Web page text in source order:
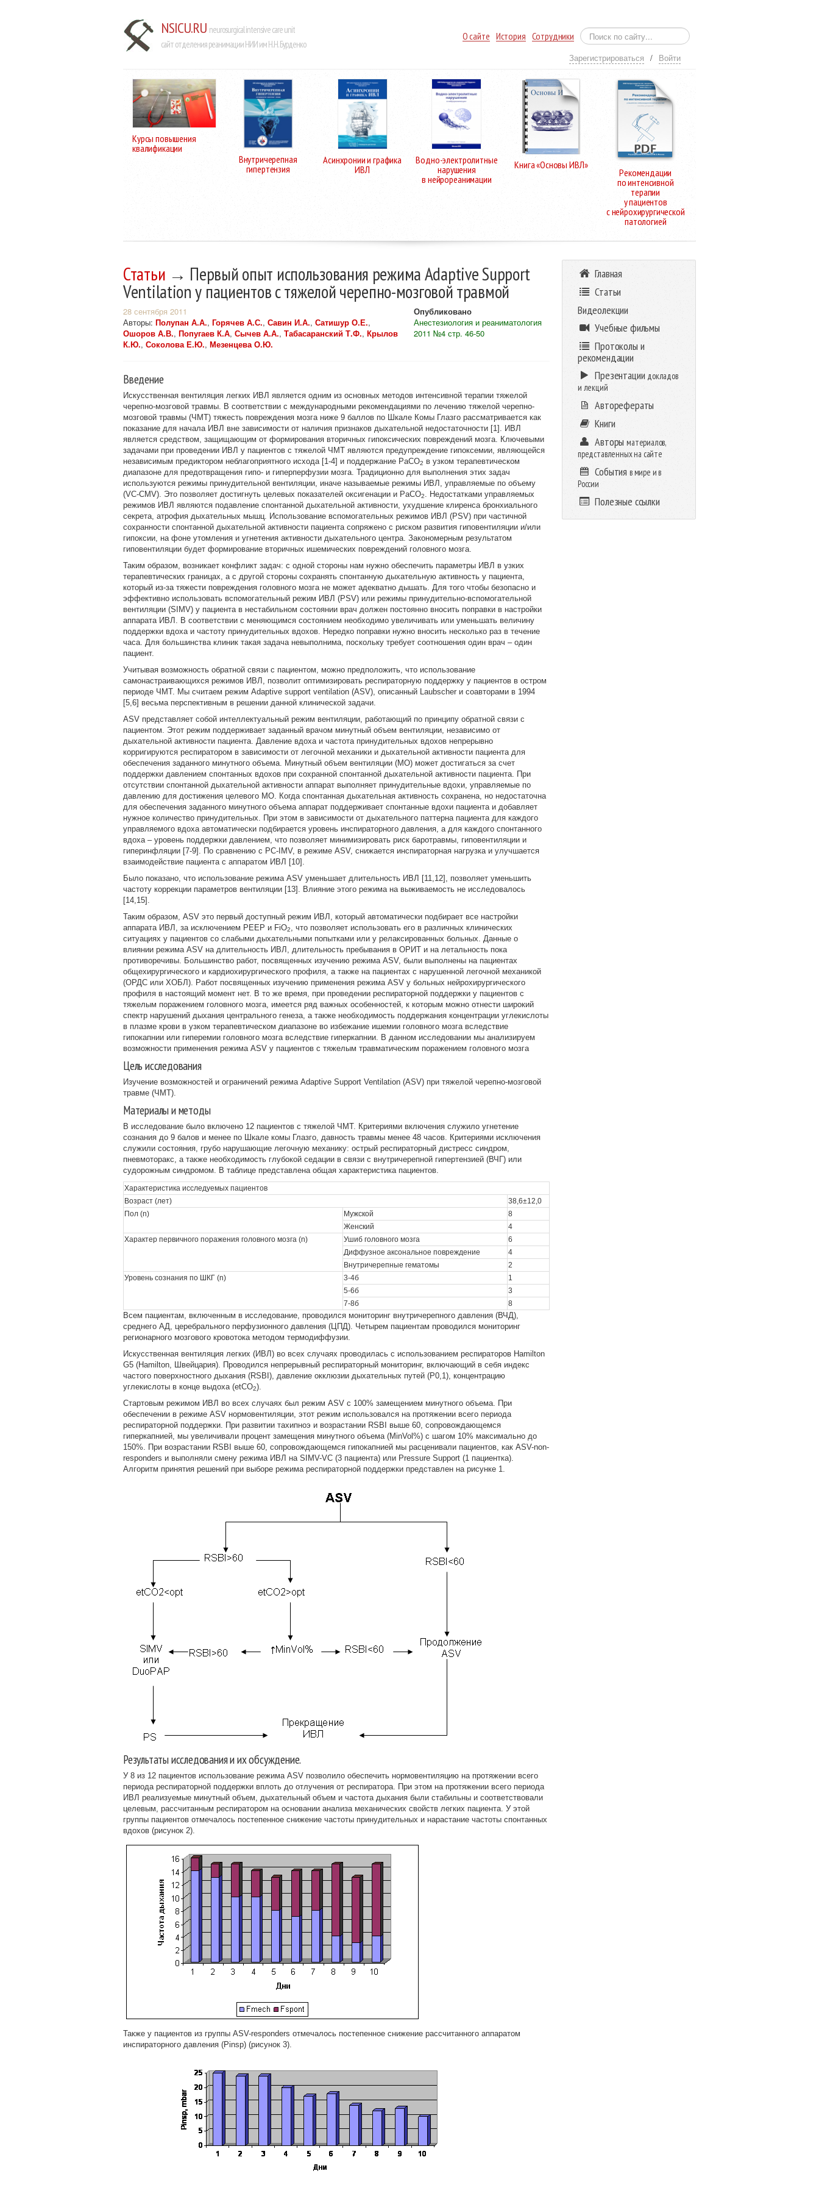
NSICU.RU neurosurgical intensive care unit
сайт отделения реанимации НИИ им Н.Н. Бурденко
О сайте История Сотрудники
Зарегистрироваться / Войти
Курсы повышения
квалификации
Внутричерепная
гипертензия
Асинхронии и графика
ИВЛ
Водно-электролитные
нарушения
в нейрореанимации
Книга «Основы ИВЛ»
Рекомендации
по интенсивной
терапии
у пациентов
с нейрохирургической
патологией
Статьи → Первый опыт использования режима Adaptive Support
Ventilation у пациентов с тяжелой черепно-мозговой травмой
28 сентября 2011
Авторы: Полупан А.А., Горячев А.С., Савин И.А., Сатишур О.Е.,
Ошоров А.В., Попугаев К.А, Сычев А.А., Табасаранский Т.Ф., Крылов
К.Ю., Соколова Е.Ю., Мезенцева О.Ю.
Опубликовано
Анестезиология и реаниматология
2011 №4 стр. 46-50
Введение
Искусственная вентиляция легких ИВЛ является одним из основных методов интенсивной терапии тяжелой
черепно-мозговой травмы. В соответствии с международными рекомендациями по лечению тяжелой черепно-
мозговой травмы (ЧМТ) тяжесть повреждения мозга ниже 9 баллов по Шкале Комы Глазго рассматривается как
показание для начала ИВЛ вне зависимости от наличия признаков дыхательной недостаточности [1]. ИВЛ
является средством, защищающим от формирования вторичных гипоксических повреждений мозга. Ключевыми
задачами при проведении ИВЛ у пациентов с тяжелой ЧМТ являются предупреждение гипоксемии, являющейся
независимым предиктором неблагоприятного исхода [1-4] и поддержание PaCO2 в узком терапевтическом
диапазоне для предотвращения гипо- и гиперперфузии мозга. Традиционно для выполнения этих задач
используются режимы принудительной вентиляции, иначе называемые режимы ИВЛ, управляемые по объему
(VC-CMV). Это позволяет достигнуть целевых показателей оксигенации и PaCO2. Недостатками управляемых
режимов ИВЛ являются подавление спонтанной дыхательной активности, ухудшение клиренса бронхиального
секрета, атрофия дыхательных мышц. Использование вспомогательных режимов ИВЛ (PSV) при частичной
сохранности спонтанной дыхательной активности пациента сопряжено с риском развития гиповентиляции и/или
гипоксии, на фоне утомления и угнетения активности дыхательного центра. Закономерным результатом
гиповентиляции будет формирование вторичных ишемических повреждений головного мозга.
Таким образом, возникает конфликт задач: с одной стороны нам нужно обеспечить параметры ИВЛ в узких
терапевтических границах, а с другой стороны сохранять спонтанную дыхательную активность у пациента,
который из-за тяжести повреждения головного мозга не может адекватно дышать. Для того чтобы безопасно и
эффективно использовать вспомогательный режим ИВЛ (PSV) или режимы принудительно-вспомогательной
вентиляции (SIMV) у пациента в нестабильном состоянии врач должен постоянно вносить поправки в настройки
аппарата ИВЛ. В соответствии с меняющимся состоянием необходимо увеличивать или уменьшать величину
поддержки вдоха и частоту принудительных вдохов. Нередко поправки нужно вносить несколько раз в течение
часа. Для большинства клиник такая задача невыполнима, поскольку требует соотношения один врач – один
пациент.
Учитывая возможность обратной связи с пациентом, можно предположить, что использование
самонастраивающихся режимов ИВЛ, позволит оптимизировать респираторную поддержку у пациентов в остром
периоде ЧМТ. Мы считаем режим Adaptive support ventilation (ASV), описанный Laubscher и соавторами в 1994
[5,6] весьма перспективным в решении данной клинической задачи.
ASV представляет собой интеллектуальный режим вентиляции, работающий по принципу обратной связи с
пациентом. Этот режим поддерживает заданный врачом минутный объем вентиляции, независимо от
дыхательной активности пациента. Давление вдоха и частота принудительных вдохов непрерывно
корригируются респиратором в зависимости от легочной механики и дыхательной активности пациента для
обеспечения заданного минутного объема. Минутный объем вентиляции (МО) может достигаться за счет
поддержки давлением спонтанных вдохов при сохранной спонтанной дыхательной активности пациента. При
отсутствии спонтанной дыхательной активности аппарат выполняет принудительные вдохи, управляемые по
давлению для достижения целевого МО. Когда спонтанная дыхательная активность сохранена, но недостаточна
для обеспечения заданного минутного объема аппарат поддерживает спонтанные вдохи пациента и добавляет
нужное количество принудительных. При этом в зависимости от дыхательного паттерна пациента для каждого
управляемого вдоха автоматически подбирается уровень инспираторного давления, а для каждого спонтанного
вдоха – уровень поддержки давлением, что позволяет минимизировать риск баротравмы, гиповентиляции и
гиперинфляции [7-9]. По сравнению с PC-IMV, в режиме ASV, снижается инспираторная нагрузка и улучшается
взаимодействие пациента с аппаратом ИВЛ [10].
Было показано, что использование режима ASV уменьшает длительность ИВЛ [11,12], позволяет уменьшить
частоту коррекции параметров вентиляции [13]. Влияние этого режима на выживаемость не исследовалось
[14,15].
Таким образом, ASV это первый доступный режим ИВЛ, который автоматически подбирает все настройки
аппарата ИВЛ, за исключением PEEP и FiO2, что позволяет использовать его в различных клинических
ситуациях у пациентов со слабыми дыхательными попытками или у релаксированных больных. Данные о
влиянии режима ASV на длительность ИВЛ, длительность пребывания в ОРИТ и на летальность пока
противоречивы. Большинство работ, посвященных изучению режима ASV, были выполнены на пациентах
общехирургического и кардиохирургического профиля, а также на пациентах с нарушенной легочной механикой
(ОРДС или ХОБЛ). Работ посвященных изучению применения режима ASV у больных нейрохирургического
профиля в настоящий момент нет. В то же время, при проведении респираторной поддержки у пациентов с
тяжелым поражением головного мозга, имеется ряд важных особенностей, к которым можно отнести широкий
спектр нарушений дыхания центрального генеза, а также необходимость поддержания концентрации углекислоты
в плазме крови в узком терапевтическом диапазоне во избежание ишемии головного мозга вследствие
гипокапнии или гиперемии головного мозга вследствие гиперкапнии. В данном исследовании мы анализируем
возможности применения режима ASV у пациентов с тяжелым травматическим поражением головного мозга
Цель исследования
Изучение возможностей и ограничений режима Adaptive Support Ventilation (ASV) при тяжелой черепно-мозговой
травме (ЧМТ).
Материалы и методы
В исследование было включено 12 пациентов с тяжелой ЧМТ. Критериями включения служило угнетение
сознания до 9 балов и менее по Шкале комы Глазго, давность травмы менее 48 часов. Критериями исключения
служили состояния, грубо нарушающие легочную механику: острый респираторный дистресс синдром,
пневмоторакс, а также необходимость глубокой седации в связи с внутричерепной гипертензией (ВЧГ) или
судорожным синдромом. В таблице представлена общая характеристика пациентов.
Характеристика исследуемых пациентов
Возраст (лет)
38,6±12,0
Пол (n)
Мужской
8
Женский
4
Характер первичного поражения головного мозга (n)
Ушиб головного мозга
6
Диффузное аксональное повреждение
4
Внутричерепные гематомы
2
Уровень сознания по ШКГ (n)
3-4б
1
5-6б
3
7-8б
8
Всем пациентам, включенным в исследование, проводился мониторинг внутричерепного давления (ВЧД),
среднего АД, церебрального перфузионного давления (ЦПД). Четырем пациентам проводился мониторинг
регионарного мозгового кровотока методом термодиффузии.
Искусственная вентиляция легких (ИВЛ) во всех случаях проводилась с использованием респираторов Hamilton
G5 (Hamilton, Швейцария). Проводился непрерывный респираторный мониторинг, включающий в себя индекс
частого поверхностного дыхания (RSBI), давление окклюзии дыхательных путей (P0,1), концентрацию
углекислоты в конце выдоха (etCO2).
Стартовым режимом ИВЛ во всех случаях был режим ASV c 100% замещением минутного объема. При
обеспечении в режиме ASV нормовентиляции, этот режим использовался на протяжении всего периода
респираторной поддержки. При развитии тахипноэ и возрастании RSBI выше 60, сопровождающемся
гиперкапнией, мы увеличивали процент замещения минутного объема (MinVol%) с шагом 10% максимально до
150%. При возрастании RSBI выше 60, сопровождающемся гипокапнией мы расценивали пациентов, как ASV-non-
responders и выполняли смену режима ИВЛ на SIMV-VC (3 пациента) или Pressure Support (1 пациентка).
Алгоритм принятия решений при выборе режима респираторной поддержки представлен на рисунке 1.
Результаты исследования и их обсуждение.
У 8 из 12 пациентов использование режима ASV позволило обеспечить нормовентиляцию на протяжении всего
периода респираторной поддержки вплоть до отлучения от респиратора. При этом на протяжении всего периода
ИВЛ реализуемые минутный объем, дыхательный объем и частота дыхания были стабильны и соответствовали
целевым, рассчитанным респиратором на основании анализа механических свойств легких пациента. У этой
группы пациентов отмечалось постепенное снижение частоты принудительных и нарастание частоты спонтанных
вдохов (рисунок 2).
Также у пациентов из группы ASV-responders отмечалось постепенное снижение рассчитанного аппаратом
инспираторного давления (Pinsp) (рисунок 3).
Главная
Статьи
Видеолекции
Учебные фильмы
Протоколы и
рекомендации
Презентации докладов
и лекций
Авторефераты
Книги
Авторыматериалов,
представленных на сайте
События в мире и в
России
Полезные ссылки